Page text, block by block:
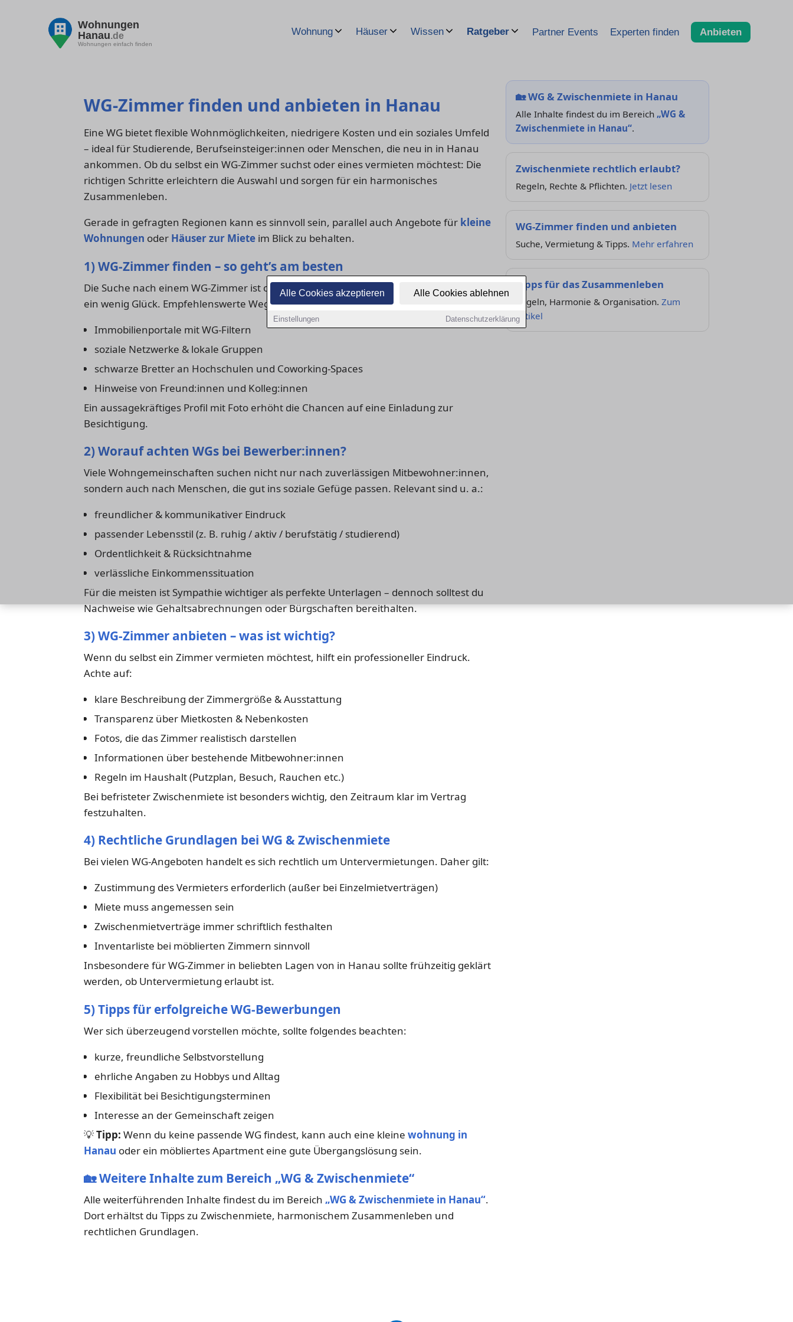
Alle Cookies akzeptieren Alle Cookies ablehnen
Einstellungen Datenschutzerklärung
Wohnungen
Hanau.de
Wohnungen einfach finden
Wohnung Häuser Wissen Ratgeber Partner Events Experten finden Anbieten
WG-Zimmer finden und anbieten in Hanau
Eine WG bietet flexible Wohnmöglichkeiten, niedrigere Kosten und ein soziales Umfeld
– ideal für Studierende, Berufseinsteiger:innen oder Menschen, die neu in in Hanau
ankommen. Ob du selbst ein WG-Zimmer suchst oder eines vermieten möchtest: Die
richtigen Schritte erleichtern die Auswahl und sorgen für ein harmonisches
Zusammenleben.
Gerade in gefragten Regionen kann es sinnvoll sein, parallel auch Angebote für kleine
Wohnungen oder Häuser zur Miete im Blick zu behalten.
1) WG-Zimmer finden – so geht’s am besten
Die Suche nach einem WG-Zimmer ist oft eine Mischung aus guter Vorbereitung und
ein wenig Glück. Empfehlenswerte Wege:
Immobilienportale mit WG-Filtern
soziale Netzwerke & lokale Gruppen
schwarze Bretter an Hochschulen und Coworking-Spaces
Hinweise von Freund:innen und Kolleg:innen
Ein aussagekräftiges Profil mit Foto erhöht die Chancen auf eine Einladung zur
Besichtigung.
2) Worauf achten WGs bei Bewerber:innen?
Viele Wohngemeinschaften suchen nicht nur nach zuverlässigen Mitbewohner:innen,
sondern auch nach Menschen, die gut ins soziale Gefüge passen. Relevant sind u. a.:
freundlicher & kommunikativer Eindruck
passender Lebensstil (z. B. ruhig / aktiv / berufstätig / studierend)
Ordentlichkeit & Rücksichtnahme
verlässliche Einkommenssituation
Für die meisten ist Sympathie wichtiger als perfekte Unterlagen – dennoch solltest du
Nachweise wie Gehaltsabrechnungen oder Bürgschaften bereithalten.
3) WG-Zimmer anbieten – was ist wichtig?
Wenn du selbst ein Zimmer vermieten möchtest, hilft ein professioneller Eindruck.
Achte auf:
klare Beschreibung der Zimmergröße & Ausstattung
Transparenz über Mietkosten & Nebenkosten
Fotos, die das Zimmer realistisch darstellen
Informationen über bestehende Mitbewohner:innen
Regeln im Haushalt (Putzplan, Besuch, Rauchen etc.)
Bei befristeter Zwischenmiete ist besonders wichtig, den Zeitraum klar im Vertrag
festzuhalten.
4) Rechtliche Grundlagen bei WG & Zwischenmiete
Bei vielen WG-Angeboten handelt es sich rechtlich um Untervermietungen. Daher gilt:
Zustimmung des Vermieters erforderlich (außer bei Einzelmietverträgen)
Miete muss angemessen sein
Zwischenmietverträge immer schriftlich festhalten
Inventarliste bei möblierten Zimmern sinnvoll
Insbesondere für WG-Zimmer in beliebten Lagen von in Hanau sollte frühzeitig geklärt
werden, ob Untervermietung erlaubt ist.
5) Tipps für erfolgreiche WG-Bewerbungen
Wer sich überzeugend vorstellen möchte, sollte folgendes beachten:
kurze, freundliche Selbstvorstellung
ehrliche Angaben zu Hobbys und Alltag
Flexibilität bei Besichtigungsterminen
Interesse an der Gemeinschaft zeigen
💡Tipp: Wenn du keine passende WG findest, kann auch eine kleine wohnung in
Hanau oder ein möbliertes Apartment eine gute Übergangslösung sein.
🏡Weitere Inhalte zum Bereich „WG & Zwischenmiete“
Alle weiterführenden Inhalte findest du im Bereich „WG & Zwischenmiete in Hanau“.
Dort erhältst du Tipps zu Zwischenmiete, harmonischem Zusammenleben und
rechtlichen Grundlagen.
🏡WG & Zwischenmiete in Hanau
Alle Inhalte findest du im Bereich „WG &
Zwischenmiete in Hanau“.
Zwischenmiete rechtlich erlaubt?
Regeln, Rechte & Pflichten. Jetzt lesen
WG-Zimmer finden und anbieten
Suche, Vermietung & Tipps. Mehr erfahren
Tipps für das Zusammenleben
Regeln, Harmonie & Organisation. Zum
Artikel